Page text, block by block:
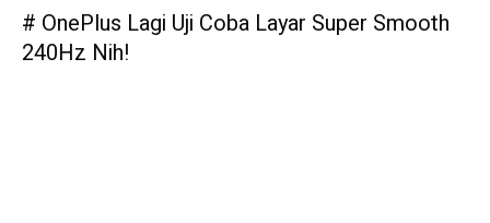
# OnePlus Lagi Uji Coba Layar Super Smooth
240Hz Nih!